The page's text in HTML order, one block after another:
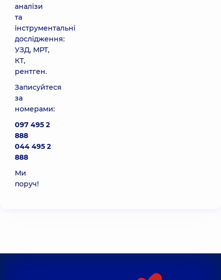
аналізи
та
інструментальні
дослідження:
УЗД, МРТ,
КТ,
рентген.
Записуйтеся
за
номерами:
097 495 2
888
044 495 2
888
Ми
поруч!